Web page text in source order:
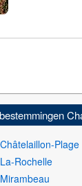
Châtelaillon-Plage
La-Rochelle
Mirambeau